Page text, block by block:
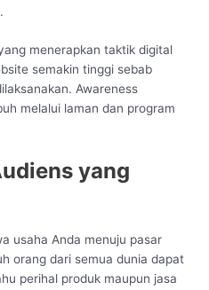
menerapkan taktik digital
semakin tinggi sebab
Awareness
melalui laman dan program
yang
usaha Anda menuju pasar
orang dari semua dunia dapat
perihal produk maupun jasa